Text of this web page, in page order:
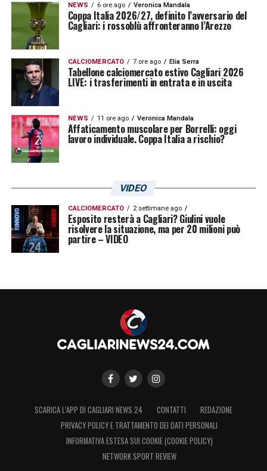
NEWS 6 ore ago Veronica Mandala
Coppa Italia 2026/27, definito l’avversario del
Cagliari: i rossoblù affronteranno l’Arezzo
CALCIOMERCATO 7 ore ago Elia Serra
Tabellone calciomercato estivo Cagliari 2026
LIVE: i trasferimenti in entrata e in uscita
NEWS 11 ore ago Veronica Mandala
Affaticamento muscolare per Borrelli: oggi
lavoro individuale. Coppa Italia a rischio?
VIDEO
CALCIOMERCATO 2 settimane ago
Esposito resterà a Cagliari? Giulini vuole
risolvere la situazione, ma per 20 milioni può
partire – VIDEO
SCARICA L’APP DI CAGLIARI NEWS 24 CONTATTI
REDAZIONE
PRIVACY POLICY E TRATTAMENTO DEI DATI PERSONALI
INFORMATIVA ESTESA SUI COOKIE (COOKIE POLICY)
NETWORK SPORT REVIEW